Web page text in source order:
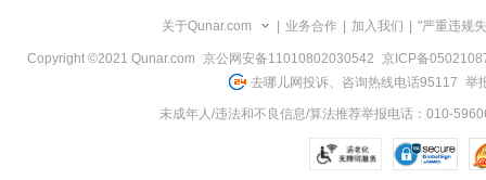
关于Qunar.com 业务合作 加入我们 "严重违规
Copyright ©2021 Qunar.com 京公网安备11010802030542
京ICP备
去哪儿网投诉、咨询热线电话95117 举
未成年人/违法和不良信息/算法推荐举报电话：010-